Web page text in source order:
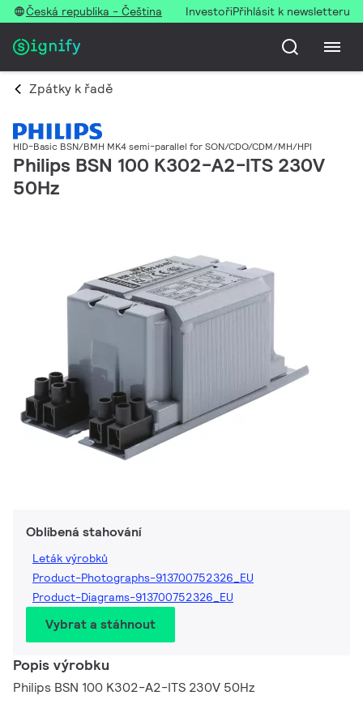
Česká republika - Čeština InvestořiPřihlásit k newsletteru
Zpátky k řadě
HID-Basic BSN/BMH MK4 semi-parallel for SON/CDO/CDM/MH/HPI
Philips BSN 100 K302-A2-ITS 230V
50Hz
Oblíbená stahování
Leták výrobků
Product-Photographs-913700752326_EU
Product-Diagrams-913700752326_EU
Vybrat a stáhnout
Popis výrobku
Philips BSN 100 K302-A2-ITS 230V 50Hz